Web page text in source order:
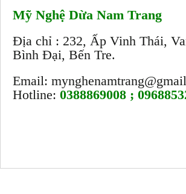
Mỹ Nghệ Dừa Nam Trang
Địa chỉ : 232, Ấp Vinh Thái,
Bình Đại, Bến Tre.
Email:
Hotline: 0388869008 ;